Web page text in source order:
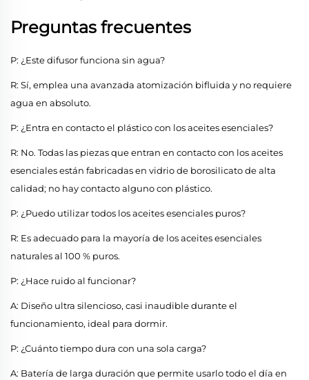
Preguntas frecuentes
P: ¿Este difusor funciona sin agua?
R: Sí, emplea una avanzada atomización bifluida y no requiere
agua en absoluto.
P: ¿Entra en contacto el plástico con los aceites esenciales?
R: No. Todas las piezas que entran en contacto con los aceites
esenciales están fabricadas en vidrio de borosilicato de alta
calidad; no hay contacto alguno con plástico.
P: ¿Puedo utilizar todos los aceites esenciales puros?
R: Es adecuado para la mayoría de los aceites esenciales
naturales al 100 % puros.
P: ¿Hace ruido al funcionar?
A: Diseño ultra silencioso, casi inaudible durante el
funcionamiento, ideal para dormir.
P: ¿Cuánto tiempo dura con una sola carga?
A: Batería de larga duración que permite usarlo todo el día en